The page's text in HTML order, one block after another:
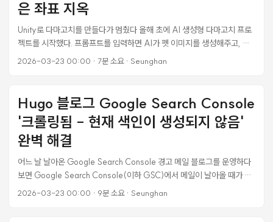
은 좌표 지옥
Unity로 다마고치를 만들다가 멈췄다 올해 초에 AI 생성형 다마고치 프로
젝트를 시작했다. 프롬프트를 입력하면 AI가 펫 이미지를 생성해주고, 밥
주고 씻기고 놀아주면서 키우는 방치형 게임이다. 처음에는 당연히 Unity
다. 문제는 바이브코딩이었다. Claude Code로 게임 로직을 짜는데,
Unity의 .unity 씬 파일은 직렬화된 YAML에 GUID 참조가 가득하다. AI
가 씬 구조를 읽고 이해하기가 사실상 불가능했다. C# 코드는 그나마 낫지
만, Unity는 하나의 기능을 구현하는 패턴이 너무 다양하다.
MonoBehaviour 싱글톤, ScriptableObject 이벤트, 의존성 주입,
ECS — AI가 프로젝트에서 어떤 패턴을 쓰는지 먼저 파악해야 코드를 짤
수 있다. 이건 느리다. ...
2026-03-23 00:00 · 7분 소요· Seunghan
Hugo 블로그 Google Search Console
'크롤링됨 - 현재 색인이 생성되지 않음'
완벽 해결
어느 날 날아온 Google Search Console 경고 메일 블로그를 운영하다
보면 Google Search Console(이하 GSC)에서 메일이 날아올 때가 있
다. 대부분은 “색인 생성이 완료되었습니다” 같은 좋은 소식이지만, 이번
2026-03-23 00:00 · 9분 소요· Seunghan